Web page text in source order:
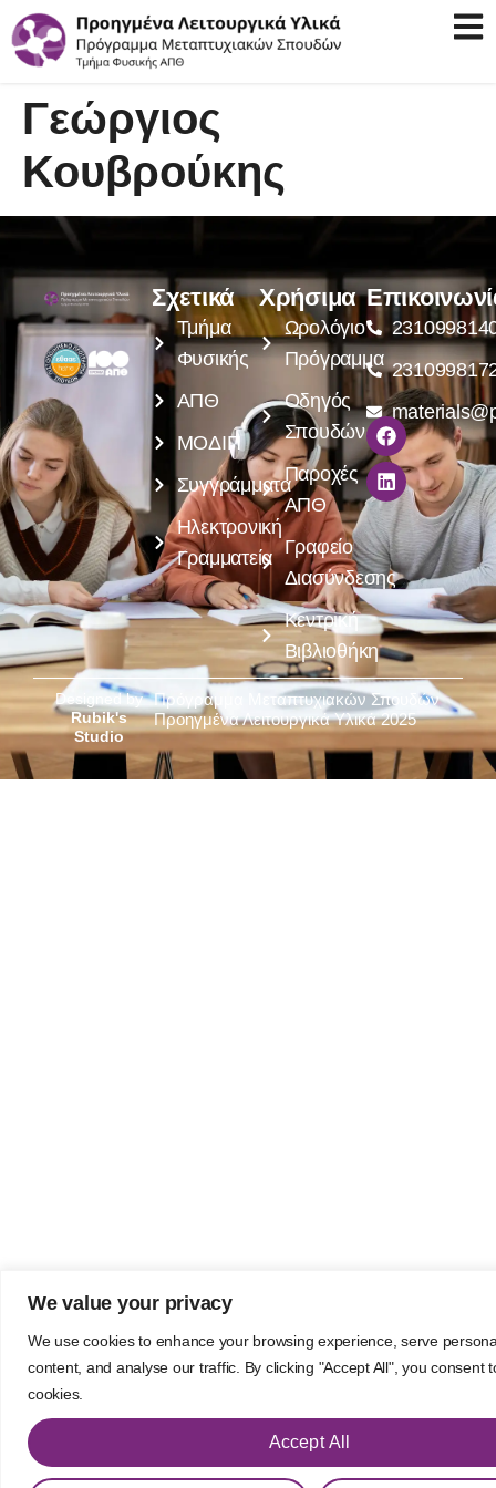
We value your privacy
We use cookies to enhance your browsing experience, serve
content, and analyse our traffic. By clicking "Accept All", you consent
cookies.
Accept All
Γεώργιος
Κουβρούκης
Σχετικά
Τμήμα
Φυσικής
ΑΠΘ
ΜΟΔΙΠ
Συγγράμματα
Ηλεκτρονική
Γραμματεία
Χρήσιμα
Ωρολόγιο
Πρόγραμμα
Οδηγός
Σπουδών
Παροχές
ΑΠΘ
Γραφείο
Διασύνδεσης
Κεντρική
Βιβλιοθήκη
Designed by
Rubik's
Studio
Πρόγραμμα Μεταπτυχιακών Σπουδών
Προηγμένα Λειτουργικά Υλικά 2025